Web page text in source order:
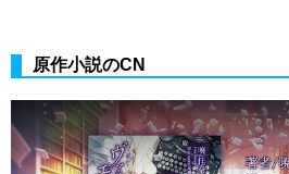
原作小説のCN